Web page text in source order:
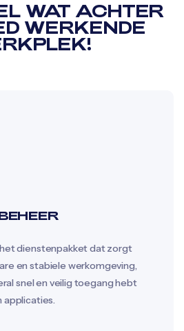
WAT ACHTER
WERKENDE
dienstenpakket dat zorgt
en stabiele werkomgeving,
snel en veilig toegang hebt
applicaties.